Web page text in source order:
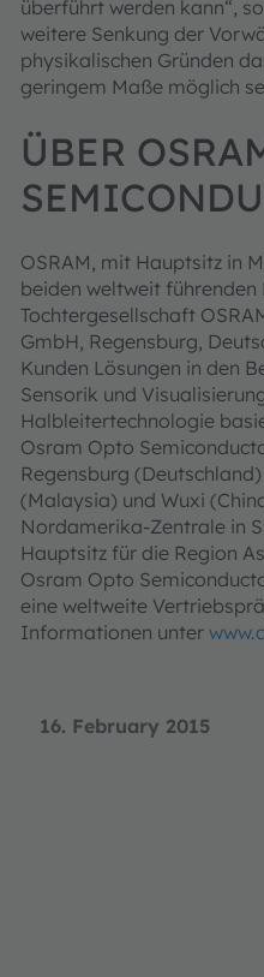
16. February 2015
überführt werden kann“,
weitere Senkung der
physikalischen Gründen
geringem Maße möglich
ÜBER
OSRAM, mit Hauptsitz in
beiden weltweit führenden
Tochtergesellschaft
GmbH, Regensburg,
Kunden Lösungen in den
Sensorik und
Halbleitertechnologie
Osram Opto
Regensburg
(Malaysia) und Wuxi
Nordamerika-Zentrale in
Hauptsitz für die Region
Osram Opto
eine weltweite
Informationen unter